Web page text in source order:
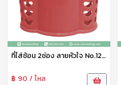
ที่ใส่ช้อน 2ช่อง ลายหัวใจ No.120 ช้าง
฿ 90 / โหล